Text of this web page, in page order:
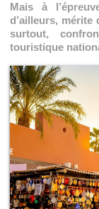
Mais à
d’ailleurs, mérite
surtout,
touristique